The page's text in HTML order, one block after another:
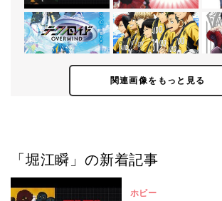
関連画像をもっと見る
「堀江瞬」の新着記事
ホビー